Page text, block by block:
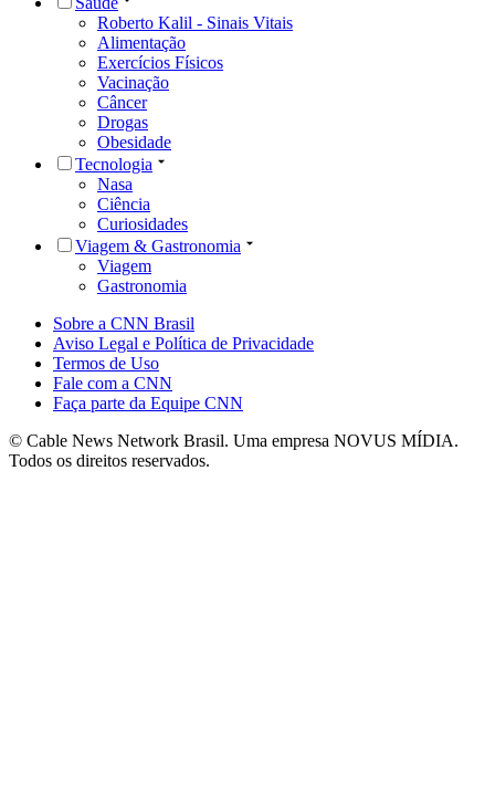
Roberto Kalil - Sinais Vitais
Alimentação
Exercícios Físicos
Vacinação
Câncer
Drogas
Obesidade
Tecnologia
Nasa
Ciência
Curiosidades
Viagem & Gastronomia
Viagem
Gastronomia
Sobre a CNN Brasil
Aviso Legal e Política de Privacidade
Termos de Uso
Fale com a CNN
Faça parte da Equipe CNN
© Cable News Network Brasil. Uma empresa NOVUS MÍDIA.
Todos os direitos reservados.